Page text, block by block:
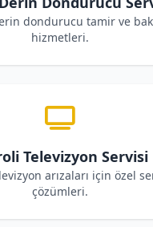
dondurucu tamir ve
hizmetleri.
Televizyon Servisi
arızaları için özel
çözümleri.